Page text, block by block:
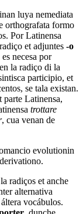
luya nemediata
orthografata formo
Por Latinensa
et adjuntes -o
necesa por
la radiço di la
participio, et
se tala existan.
parte Latinensa,
trottare
, cua venan de
evolutionin
radiços et anche
alternativa
vocábulos.